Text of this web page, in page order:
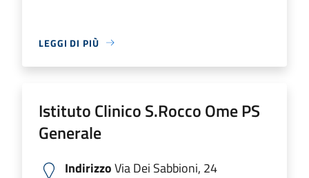
LEGGI DI PIÙ
Istituto Clinico S.Rocco Ome PS
Generale
IndirizzoVia Dei Sabbioni, 24